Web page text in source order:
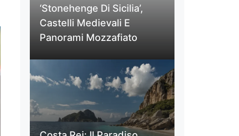
‘Stonehenge Di Sicilia’,
Castelli Medievali E
Panorami Mozzafiato